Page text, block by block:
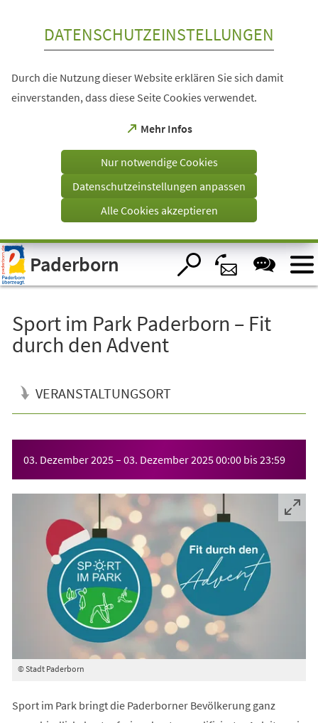
Visuelle
Assistenzsoftware
öffnen.
DATENSCHUTZEINSTELLUNGEN
Durch die Nutzung dieser Website erklären Sie sich damit
einverstanden, dass diese Seite Cookies verwendet.
Mehr Infos
(Öffnet
einem
Tab)
Nur notwendige Cookies
Datenschutzeinstellungen anpassen
Alle Cookies akzeptieren
Paderborn
Sport im Park Paderborn – Fit
durch den Advent
VERANSTALTUNGSORT
03. Dezember 2025– 03. Dezember 202500:00 bis23:59
© Stadt Paderborn
Sport im Park bringt die Paderborner Bevölkerung ganz